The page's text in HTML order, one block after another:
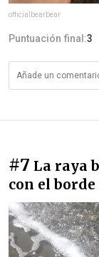
officialbearbear
Puntuación final:3
#7 La raya
con el